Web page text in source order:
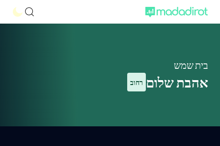
בית שמש
אהבת שלום רחוב